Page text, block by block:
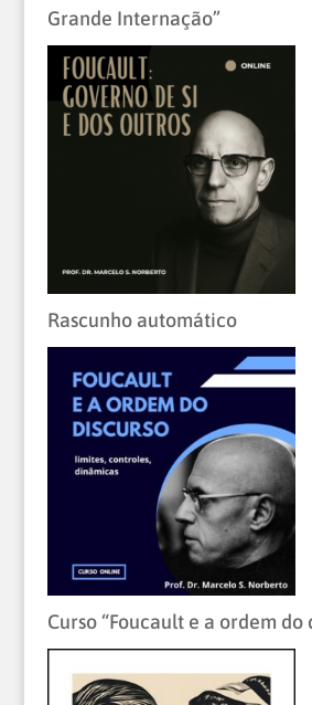
Grande Internação”
Rascunho automático
Curso “Foucault e a ordem do